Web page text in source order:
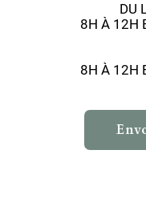
DU
8H À 12H
8H À 12H